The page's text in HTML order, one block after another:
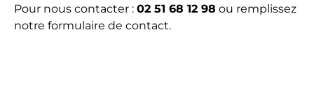
Pour nous contacter : 02 51 68 12 98 ou remplissez
notre formulaire de contact.